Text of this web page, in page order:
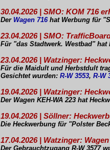
30.04.2026 | SMO: KOM 716
Der Wagen 716hat Werbung für
23.04.2026 | SMO:
Für "das Stadtwerk. Westbad"
23.04.2026 | Watzinger:
Für die Maidult und Herbstdult
Gesichtet wurden: R-W 3553, R-W
19.04.2026 | Watzinger:
Der Wagen KEH-WA 223 hat
19.04.2026 | Söllner:
Die Heckwerbung für "Polster
17.04.2026 | Watzinger:
Der Gebrauchtzugang R-W 3577